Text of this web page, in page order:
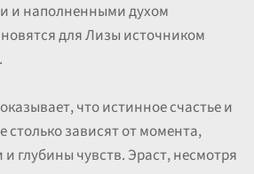
и наполненными духом
для Лизы источником
что истинное счастье и
зависят от момента,
и глубины чувств. Эраст, несмотря